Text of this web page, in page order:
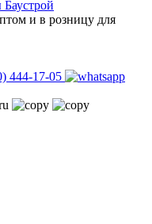
и в розницу для
444-17-05